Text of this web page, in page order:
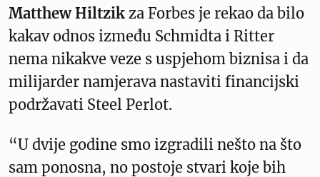
Matthew Hiltzik za Forbes je rekao da bilo
kakav odnos između Schmidta i Ritter
nema nikakve veze s uspjehom biznisa i da
milijarder namjerava nastaviti financijski
podržavati Steel Perlot.
“U dvije godine smo izgradili nešto na što
sam ponosna, no postoje stvari koje bih